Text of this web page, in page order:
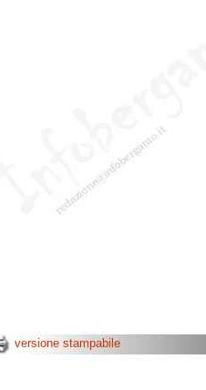
versione stampabile